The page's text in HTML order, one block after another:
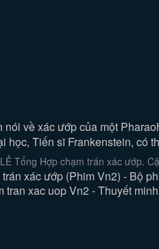
về xác ướp của một
học, Tiến sĩ Frankenstein, có
Tổng Hợp chạm trán xác ướp.
xác ướp (Phim Vn2) - Bộ
tran xac uop Vn2 - Thuyết